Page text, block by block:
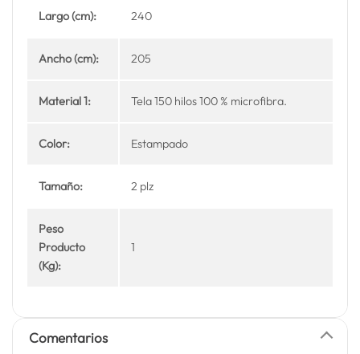
Largo (cm): 240
Ancho (cm): 205
Material 1: Tela 150 hilos 100 % microfibra.
Color: Estampado
Tamaño: 2 plz
Peso
Producto
(Kg):
1
Comentarios